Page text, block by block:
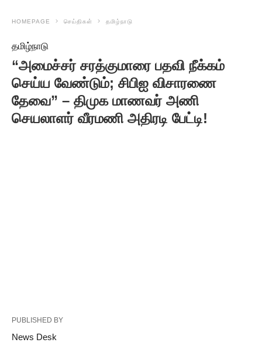
HOMEPAGE செய்திகள் தமிழ்நாடு
தமிழ்நாடு
“அமைச்சர் சரத்குமாரை பதவி நீக்கம்
செய்ய வேண்டும்; சிபிஐ விசாரணை
தேவை” – திமுக மாணவர் அணி
செயலாளர் வீரமணி அதிரடி பேட்டி!
PUBLISHED BY
News Desk